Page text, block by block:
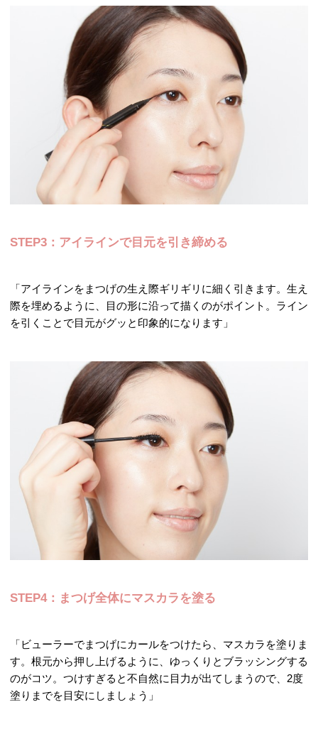
STEP3：アイラインで目元を引き締める
「アイラインをまつげの生え際ギリギリに細く引きます。生え
際を埋めるように、目の形に沿って描くのがポイント。ライン
を引くことで目元がグッと印象的になります」
STEP4：まつげ全体にマスカラを塗る
「ビューラーでまつげにカールをつけたら、マスカラを塗りま
す。根元から押し上げるように、ゆっくりとブラッシングする
のがコツ。つけすぎると不自然に目力が出てしまうので、2度
塗りまでを目安にしましょう」